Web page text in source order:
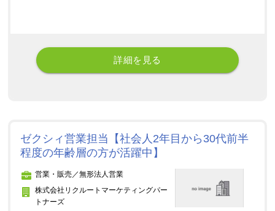
詳細を見る
ゼクシィ営業担当【社会人2年目から30代前半
程度の年齢層の方が活躍中】
営業・販売／無形法人営業
株式会社リクルートマーケティングパー
トナーズ